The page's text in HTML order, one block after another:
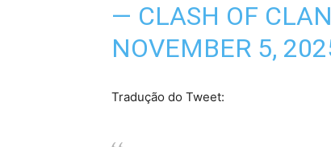
— CLASH OF
NOVEMBER 5,
Tradução do Tweet: